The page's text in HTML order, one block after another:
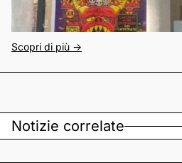
Scopri di più ->
Notizie correlate